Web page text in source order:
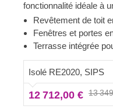
fonctionnalité idéale à
comme tous les
gamme. Si vous
qui n'encombre pas
modèle sera parfait
Revêtement de toit
Fenêtres et portes
Terrasse intégrée
Isolé RE2020, SIPS
12 712,00 € 13